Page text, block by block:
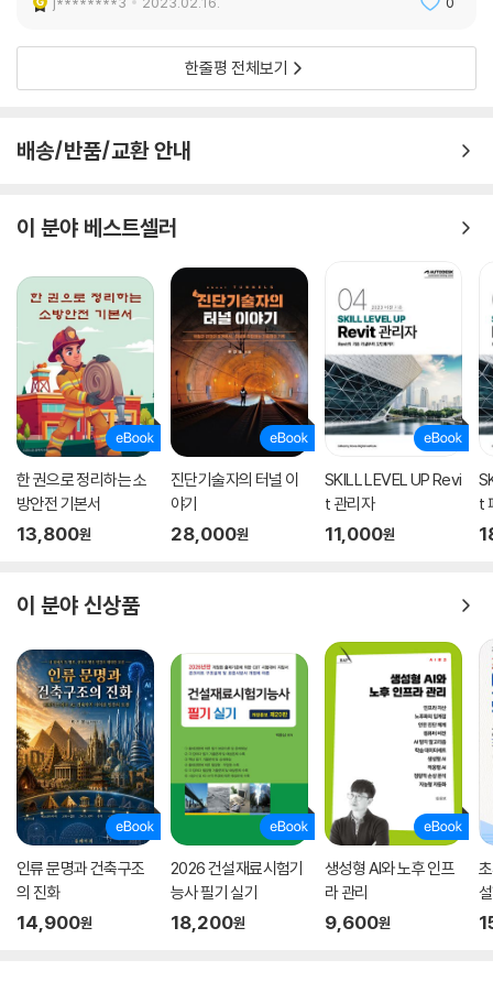
한줄평 전체보기
배송/반품/교환 안내
이 분야 베스트셀러
한 권으로 정리하는 소
방안전 기본서
13,800원
진단기술자의 터널 이
야기
28,000원
SKILL LEVEL UP Revi
t 관리자
11,000원
t
이 분야 신상품
인류 문명과 건축구조
의 진화
14,900원
2026 건설재료시험기
능사 필기 실기
18,200원
생성형 AI와 노후 인프
라 관리
9,600원